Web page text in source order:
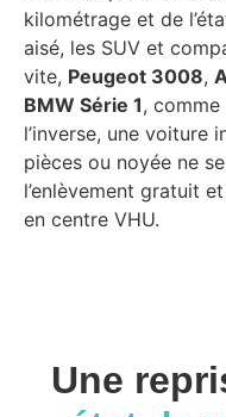
kilométrage et de
aisé, les SUV et
vite, Peugeot 3008,
BMW Série 1, comme
l’inverse, une voiture
pièces ou noyée ne
l’enlèvement gratuit
en centre VHU.
Une